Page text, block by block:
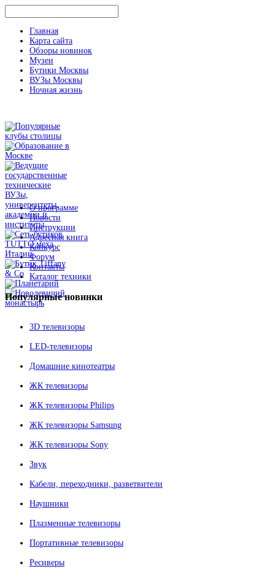
Главная
Карта сайта
Обзоры новинок
Музеи
Бутики Москвы
ВУЗы Москвы
Ночная жизнь
О программе
Новости
Инструкции
Адресная книга
Конкурс
Форум
Контакты
Каталог техники
Популярныеновинки
3D телевизоры
LED-телевизоры
Домашние кинотеатры
ЖК телевизоры
ЖК телевизоры Philips
ЖК телевизоры Samsung
ЖК телевизоры Sony
Звук
Кабели, переходники, разветвители
Наушники
Плазменные телевизоры
Портативные телевизоры
Ресиверы